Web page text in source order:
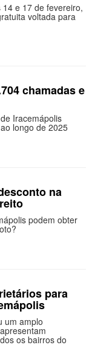
e 17 de fevereiro,
voltada para
chamadas e
Iracemápolis
longo de 2025
na
podem obter
para
um amplo
os bairros do